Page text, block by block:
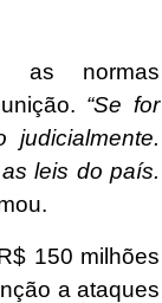
as normas
“Se for
judicialmente.
leis do país.
150 milhões
a ataques